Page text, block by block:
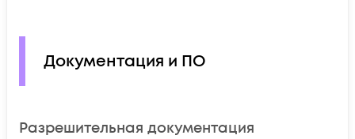
Документация и ПО
Разрешительная документация